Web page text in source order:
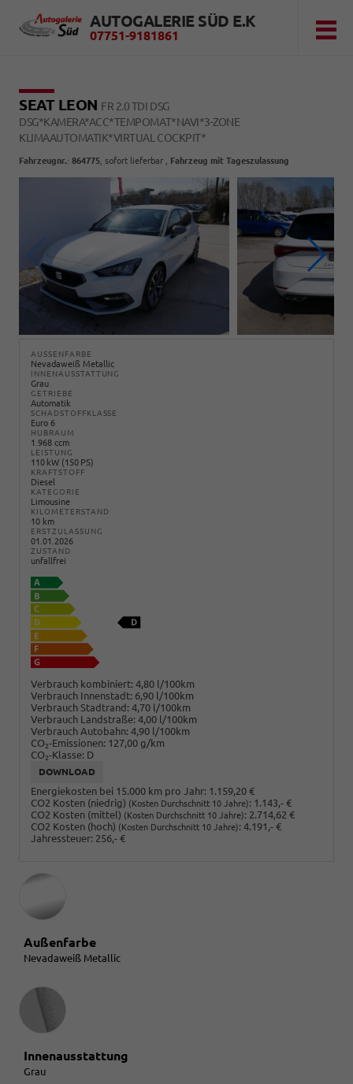
AUTOGALERIE SÜD E.K
07751-9181861
SEAT LEON FR 2.0 TDI DSG
DSG*KAMERA*ACC*TEMPOMAT*NAVI*3-ZONE
KLIMAAUTOMATIK*VIRTUAL COCKPIT*
Fahrzeugnr.: 864775 sofort lieferbar Fahrzeug mit Tageszulassung
AUSSENFARBE
Nevadaweiß Metallic
INNENAUSSTATTUNG
Grau
GETRIEBE
Automatik
SCHADSTOFFKLASSE
Euro 6
HUBRAUM
1.968 ccm
LEISTUNG
110 kW (150 PS)
KRAFTSTOFF
Diesel
KATEGORIE
Limousine
KILOMETERSTAND
10 km
ERSTZULASSUNG
01.01.2026
ZUSTAND
unfallfrei
Verbrauch kombiniert: 4,80 l/100km
Verbrauch Innenstadt: 6,90 l/100km
Verbrauch Stadtrand: 4,70 l/100km
Verbrauch Landstraße: 4,00 l/100km
Verbrauch Autobahn: 4,90 l/100km
CO2-Emissionen: 127,00 g/km
CO2-Klasse: D
DOWNLOAD
Energiekosten bei 15.000 km pro Jahr: 1.159,20 €
CO2 Kosten (niedrig) (Kosten Durchschnitt 10 Jahre): 1.143,- €
CO2 Kosten (mittel) (Kosten Durchschnitt 10 Jahre): 2.714,62 €
CO2 Kosten (hoch) (Kosten Durchschnitt 10 Jahre): 4.191,- €
Jahressteuer: 256,- €
Außenfarbe
Nevadaweiß Metallic
Innenausstattung
Innenausstattung
Grau